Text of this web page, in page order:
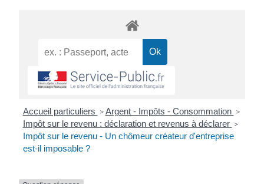
Accueil particuliers > Argent - Impôts - Consommation >
Impôt sur le revenu : déclaration et revenus à déclarer >
Impôt sur le revenu - Un chômeur créateur d'entreprise
est-il imposable ?